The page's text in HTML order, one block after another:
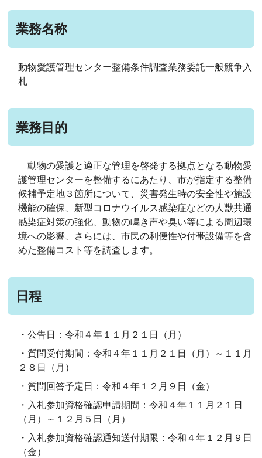
業務名称
動物愛護管理センター整備条件調査業務委託一般競争入
札
業務目的
動物の愛護と適正な管理を啓発する拠点となる動物愛
護管理センターを整備するにあたり、市が指定する整備
候補予定地３箇所について、災害発生時の安全性や施設
機能の確保、新型コロナウイルス感染症などの人獣共通
感染症対策の強化、動物の鳴き声や臭い等による周辺環
境への影響、さらには、市民の利便性や付帯設備等を含
めた整備コスト等を調査します。
日程
・公告日：令和４年１１月２１日（月）
・質問受付期間：令和４年１１月２１日（月）～１１月
２８日（月）
・質問回答予定日：令和４年１２月９日（金）
・入札参加資格確認申請期間：令和４年１１月２１日
（月）～１２月５日（月）
・入札参加資格確認通知送付期限：令和４年１２月９日
（金）